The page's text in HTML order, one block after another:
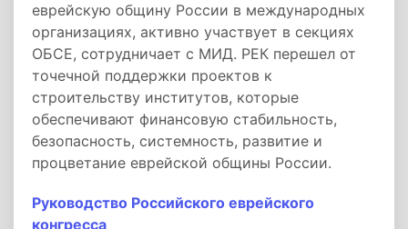
еврейскую общину России в международных
организациях, активно участвует в секциях
ОБСЕ, сотрудничает с МИД. РЕК перешел от
точечной поддержки проектов к
строительству институтов, которые
обеспечивают финансовую стабильность,
безопасность, системность, развитие и
процветание еврейской общины России.
Руководство Российского еврейского
конгресса